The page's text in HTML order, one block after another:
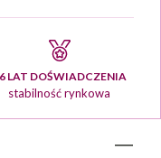
LAT DOŚWIADCZENIA
stabilność rynkowa